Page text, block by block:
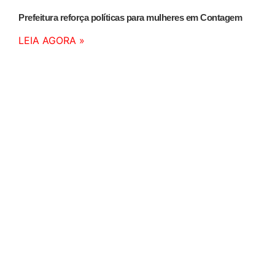
Prefeitura reforça políticas para mulheres em Contagem
LEIA AGORA »